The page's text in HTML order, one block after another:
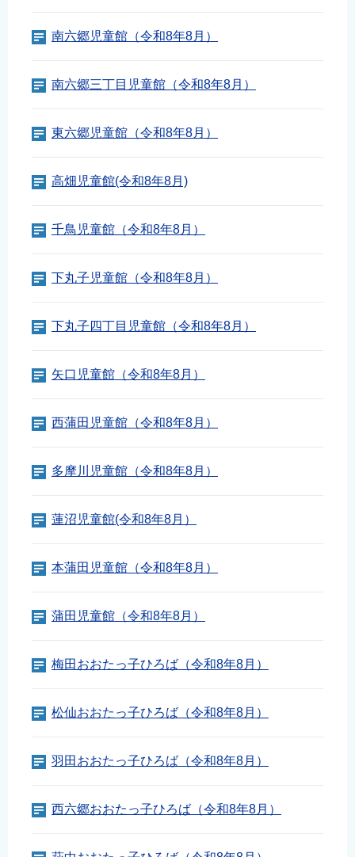
南六郷児童館（令和8年8月）
南六郷三丁目児童館（令和8年8月）
東六郷児童館（令和8年8月）
高畑児童館(令和8年8月)
千鳥児童館（令和8年8月）
下丸子児童館（令和8年8月）
下丸子四丁目児童館（令和8年8月）
矢口児童館（令和8年8月）
西蒲田児童館（令和8年8月）
多摩川児童館（令和8年8月）
蓮沼児童館(令和8年8月）
本蒲田児童館（令和8年8月）
蒲田児童館（令和8年8月）
梅田おおたっ子ひろば（令和8年8月）
松仙おおたっ子ひろば（令和8年8月）
羽田おおたっ子ひろば（令和8年8月）
西六郷おおたっ子ひろば（令和8年8月）